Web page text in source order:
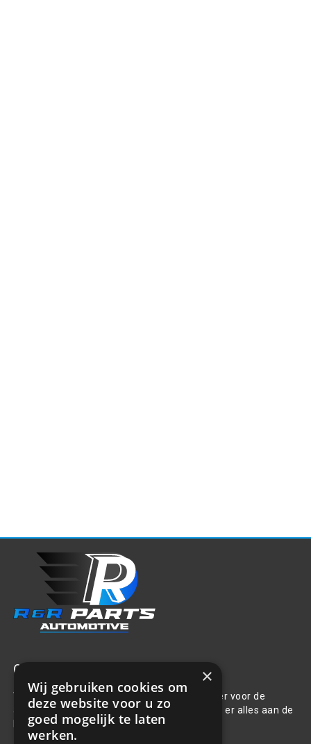
Over ons
Welkom bij R&R Parts Automotive, uw partner voor de
aanschaf van alle auto accessoires. Wij doen er alles aan de
beste selectie, service & prijs te bieden.
×
Wij gebruiken cookies om
deze website voor u zo
goed mogelijk te laten
werken.